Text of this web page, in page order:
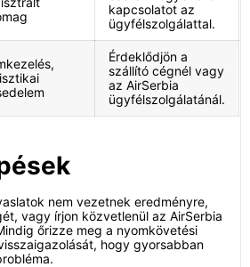
kapcsolatot az
ügyfélszolgálattal.
Érdeklődjön a
szállító cégnél vagy
az AirSerbia
ügyfélszolgálatánál.
nem vezetnek eredményre,
vagy írjon közvetlenül az AirSerbia
őrizze meg a nyomkövetési
hogy gyorsabban